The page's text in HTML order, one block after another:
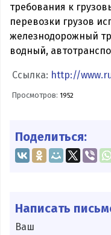
требования к
перевозки грузов
железнодорожный
водный,
Ссылка: http://
Просмотров:1952
Поделиться:
Написать
Ваш